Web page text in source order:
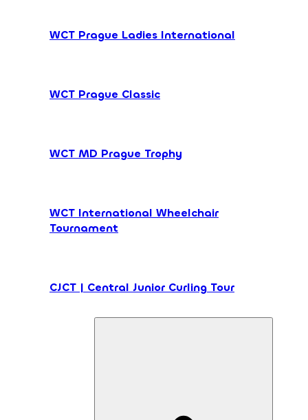
WCT Prague Ladies International
WCT Prague Classic
WCT MD Prague Trophy
WCT International Wheelchair
Tournament
CJCT | Central Junior Curling Tour